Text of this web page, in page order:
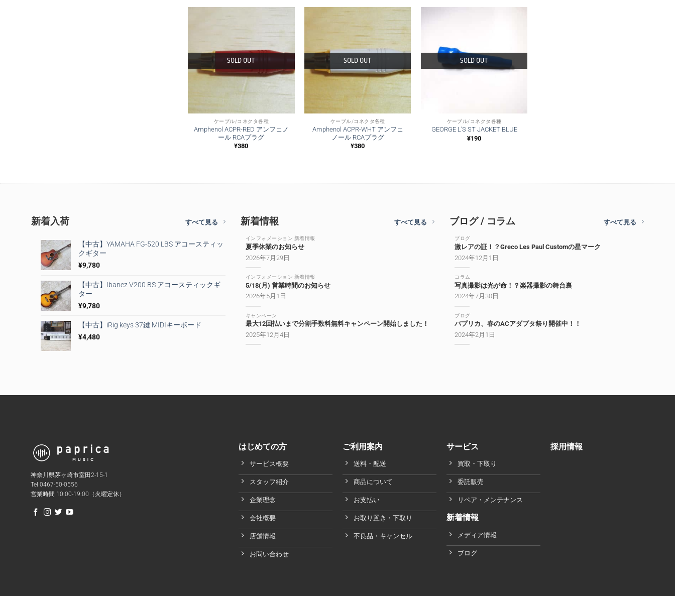
SOLD OUT
ケーブル/コネクタ各種
Amphenol ACPR-RED アンフェノ
ール RCAプラグ
¥380
SOLD OUT
ケーブル/コネクタ各種
Amphenol ACPR-WHT アンフェ
ノール RCAプラグ
¥380
SOLD OUT
ケーブル/コネクタ各種
GEORGE L’S ST JACKET BLUE
¥190
新着入荷 すべて見る
【中古】YAMAHA FG-520 LBS アコースティッ
クギター
¥9,780
【中古】Ibanez V200 BS アコースティックギ
ター
¥9,780
【中古】iRig keys 37鍵 MIDIキーボード
¥4,480
新着情報 すべて見る
インフォメーション 新着情報
夏季休業のお知らせ
2026年7月29日
インフォメーション 新着情報
5/18(月) 営業時間のお知らせ
2026年5月1日
キャンペーン
最大12回払いまで分割手数料無料キャンペーン開始しました！
2025年12月4日
ブログ / コラム すべて見る
ブログ
激レアの証！？Greco Les Paul Customの星マーク
2024年12月1日
コラム
写真撮影は光が命！？楽器撮影の舞台裏
2024年7月30日
ブログ
パプリカ、春のACアダプタ祭り開催中！！
2024年2月1日
神奈川県茅ヶ崎市室田2-15-1
Tel 0467-50-0556
営業時間 10:00-19:00（火曜定休）
はじめての方
サービス概要
スタッフ紹介
企業理念
会社概要
店舗情報
お問い合わせ
ご利用案内
送料・配送
商品について
お支払い
お取り置き・下取り
不良品・キャンセル
サービス
買取・下取り
委託販売
リペア・メンテナンス
新着情報
メディア情報
ブログ
採用情報